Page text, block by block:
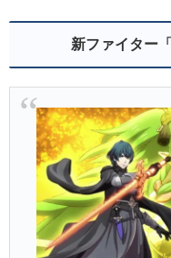
新ファイター